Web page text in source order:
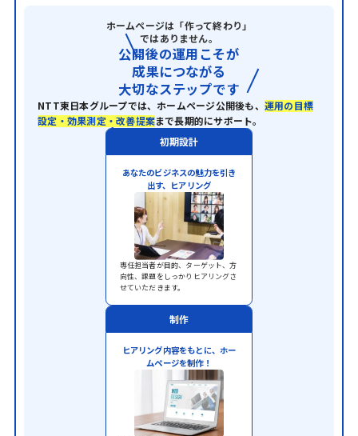
ホームページは「作って終わり」
ではありません。
公開後の運用こそが
成果につながる
大切なステップです
NTT東日本グループでは、ホームページ公開後も、 運用の目標
設定・効果測定・改善提案まで長期的にサポート。
初期設計
あなたのビジネスの魅力を引き
出す、ヒアリング
専任担当者が目的、ターゲット、方
向性、課題をしっかりヒアリングさ
せていただきます。
制作
ヒアリング内容をもとに、ホー
ムページを制作！